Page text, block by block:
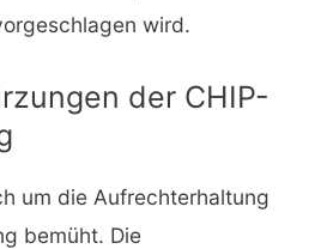
wird.
der CHIP-
um die Aufrechterhaltung
bemüht. Die